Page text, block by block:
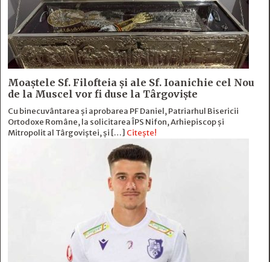
Moaștele Sf. Filofteia și ale Sf. Ioanichie cel Nou
de la Muscel vor fi duse la Târgoviște
Cu binecuvântarea și aprobarea PF Daniel, Patriarhul Bisericii
Ortodoxe Române, la solicitarea ÎPS Nifon, Arhiepiscop și
Mitropolit al Târgoviștei, și […] Citește!